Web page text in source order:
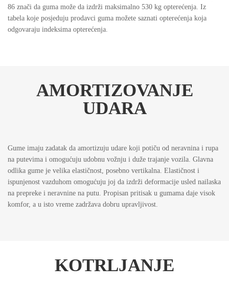
86 znači da guma može da izdrži maksimalno 530 kg opterećenja. Iz
tabela koje posjeduju prodavci guma možete saznati opterećenja koja
odgovaraju indeksima opterećenja.
AMORTIZOVANJE
UDARA
Gume imaju zadatak da amortizuju udare koji potiču od neravnina i rupa
na putevima i omogućuju udobnu vožnju i duže trajanje vozila. Glavna
odlika gume je velika elastičnost, posebno vertikalna. Elastičnost i
ispunjenost vazduhom omogućuju joj da izdrži deformacije usled nailaska
na prepreke i neravnine na putu. Propisan pritisak u gumama daje visok
komfor, a u isto vreme zadržava dobru upravljivost.
KOTRLJANJE